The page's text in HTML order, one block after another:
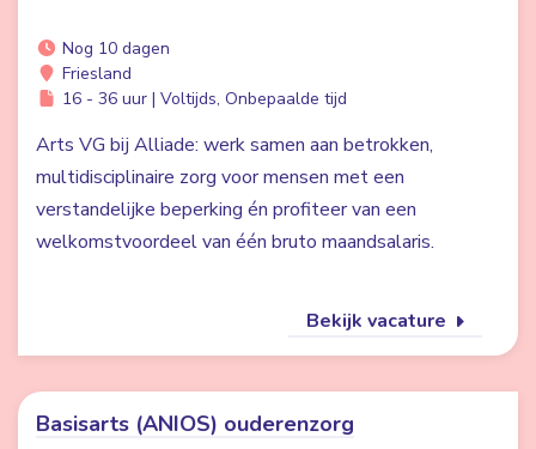
Nog 10 dagen
Friesland
16 - 36 uur | Voltijds, Onbepaalde tijd
Arts VG bij Alliade: werk samen aan betrokken,
multidisciplinaire zorg voor mensen met een
verstandelijke beperking én profiteer van een
welkomstvoordeel van één bruto maandsalaris.
Bekijk vacature
Basisarts (ANIOS) ouderenzorg